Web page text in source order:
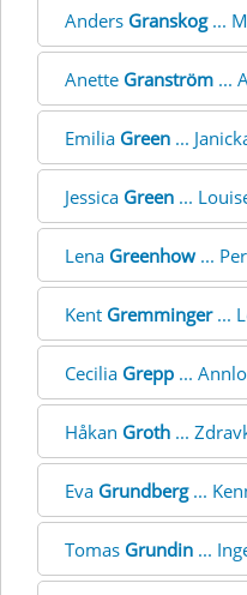
Anders Granskog...
Anette Granström ...
Emilia Green ...
Jessica Green ...
Lena Greenhow ... Per
Kent Gremminger...
Cecilia Grepp ...
Håkan Groth ...
Eva Grundberg...
Tomas Grundin ...